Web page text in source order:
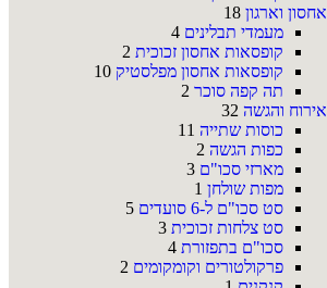
אחסון וארגון 18
מעמדי תבלינים 4
קופסאות אחסון זכוכית 2
קופסאות אחסון מפלסטיק 10
תה קפה סוכר 2
אירוח והגשה 32
כוסות שתייה 11
כפות הגשה 2
מארזי סכו"ם 3
מפות שולחן 1
סט סכו"ם ל-6 סועדים
5
סט צלחות זכוכית 3
סכו"ם בתפזורת 4
פרקולטורים וקומקומים 2